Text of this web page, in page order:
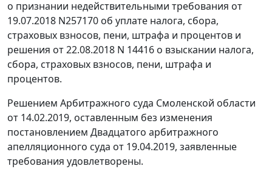
о признании недействительными требования от
19.07.2018 N257170 об уплате налога, сбора,
страховых взносов, пени, штрафа и процентов и
решения от 22.08.2018 N 14416 о взыскании налога,
сбора, страховых взносов, пени, штрафа и
процентов.
Решением Арбитражного суда Смоленской области
от 14.02.2019, оставленным без изменения
постановлением Двадцатого арбитражного
апелляционного суда от 19.04.2019, заявленные
требования удовлетворены.